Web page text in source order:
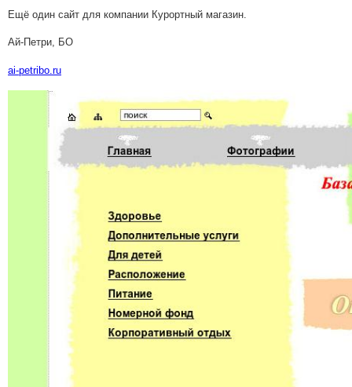
Ещё один сайт для компании Курортный магазин.
Ай-Петри, БО
ai-petribo.ru